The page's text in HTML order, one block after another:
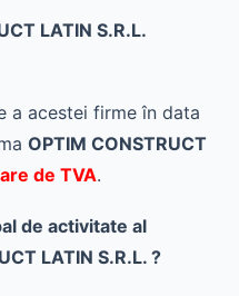
LATIN S.R.L.
a acestei firme în data
OPTIM CONSTRUCT
de TVA.
de activitate al
LATIN S.R.L. ?